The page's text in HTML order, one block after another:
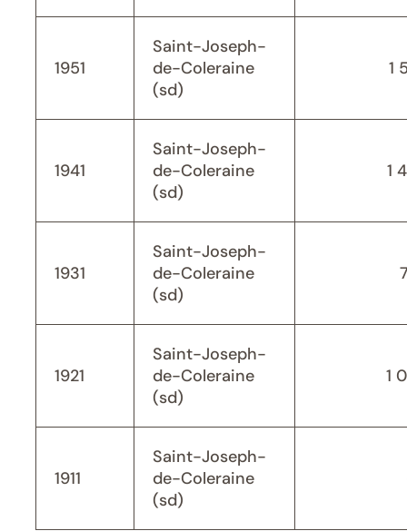
1951
Saint-Joseph-
de-Coleraine
(sd)
1
1941
Saint-Joseph-
de-Coleraine
(sd)
1
1931
Saint-Joseph-
de-Coleraine
(sd)
1921
Saint-Joseph-
de-Coleraine
(sd)
1
1911
Saint-Joseph-
de-Coleraine
(sd)